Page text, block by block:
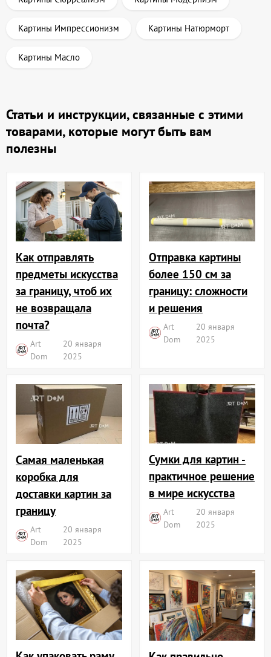
Картины Импрессионизм Картины Натюрморт
Картины Масло
Статьи и инструкции, связанные с этими
товарами, которые могут быть вам
полезны
Как отправлять
предметы искусства
за границу, чтоб их
не возвращала
почта?
Art
Dom
20 января
2025
Отправка картины
более 150 см за
границу: сложности
и решения
Art
Dom
20 января
2025
Самая маленькая
коробка для
доставки картин за
границу
Art
Dom
20 января
2025
Сумки для картин -
практичное решение
в мире искусства
Art
Dom
20 января
2025